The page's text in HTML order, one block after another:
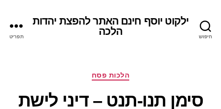
חיפוש
ילקוט יוסף חינם האתר להפצת יהדות
הלכה
תפריט
קטגוריות
הלכות פסח
סימן תנו-תנט – דיני לישת